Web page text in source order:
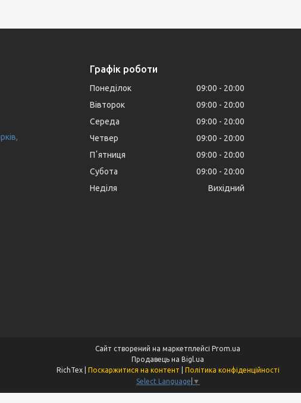
Графік роботи
Понеділок 09:00
20:00
Вівторок
09:00
20:00
Середа
09:00
20:00
Четвер
09:00
20:00
Пʼятниця
09:00
20:00
Субота
09:00
20:00
Неділя
Вихідний
Сайт створений на маркетплейсі Prom.ua
Продавець на Bigl.ua
Поскаржитися на контент
Політика конфіденційності
Select Language ▼